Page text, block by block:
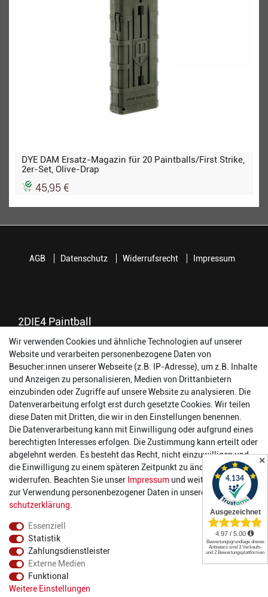
DYE DAM Ersatz-Magazin für 20 Paintballs/First Strike,
2er-Set, Olive-Drap
45,95 €
2DIE4 Paintball
56457 Westerburg
Reinhold-Ferger-Straße 26
order@2die4-sports.com
0 26 63/ 9 68 69 37
Öffnungszeiten
Montag:
14:00 - 17:00 Uhr
Dienstag:
14:00 - 17:00 Uhr
Mittwoch:
14:00 - 17:00 Uhr
Donnerstag:
14:00 - 17:00 Uhr
Freitag:
14:00 - 19:00 Uhr
Samstag:
10:00 - 17:00 Uhr
AGB Datenschutz Widerrufsrecht Impressum
Wir verwenden Cookies und ähnliche Technologien auf unserer
Website und verarbeiten personenbezogene Daten von
Besucher:innen unserer Webseite (z.B. IP-Adresse), um z.B. Inhalte
und Anzeigen zu personalisieren, Medien von Drittanbietern
einzubinden oder Zugriffe auf unsere Website zu analysieren. Die
Datenverarbeitung erfolgt erst durch gesetzte Cookies. Wir teilen
diese Daten mit Dritten, die wir in den Einstellungen benennen.
Die Datenverarbeitung kann mit Einwilligung oder aufgrund eines
berechtigten Interesses erfolgen. Die Zustimmung kann erteilt oder
abgelehnt werden. Es besteht das Recht, nicht einzuwilligen und
die Einwilligung zu einem späteren Zeitpunkt zu ändern oder zu
widerrufen. Beachten Sie unser Impressum und weitere Hinweise
zur Verwendung personenbezogener Daten in unserer
Daten­
schutz­erklärung
Essenziell
Statistik
Zahlungsdienstleister
Externe Medien
Funktional
Weitere Einstellungen
✕